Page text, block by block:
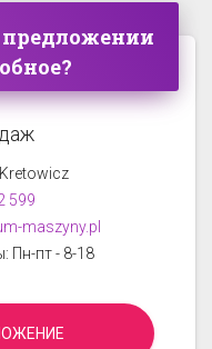
предложении
599
maszyny.pl
Пн-пт - 8-18